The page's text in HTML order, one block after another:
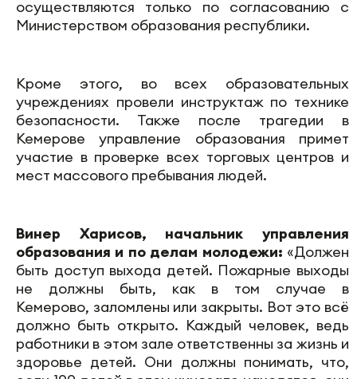
осуществляются только по согласованию с
Министерством образования республики.
Кроме этого, во всех образовательных
учреждениях провели инструктаж по технике
безопасности. Также после трагедии в
Кемерове управление образования примет
участие в проверке всех торговых центров и
мест массового пребывания людей.
Винер Харисов, начальник управления
образования и по делам молодежи: «Должен
быть доступ выхода детей. Пожарные выходы
не должны быть, как в том случае в
Кемерово, заломлены или закрыты. Вот это всё
должно быть открыто. Каждый человек, ведь
работники в этом зале ответственны за жизнь и
здоровье детей. Они должны понимать, что,